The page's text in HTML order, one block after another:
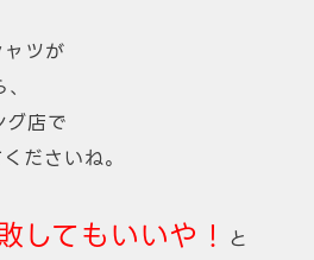
ツが
店で
ださいね。
してもいいや！ と